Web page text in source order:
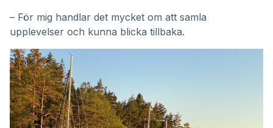
– För mig handlar det mycket om att samla
upplevelser och kunna blicka tillbaka.